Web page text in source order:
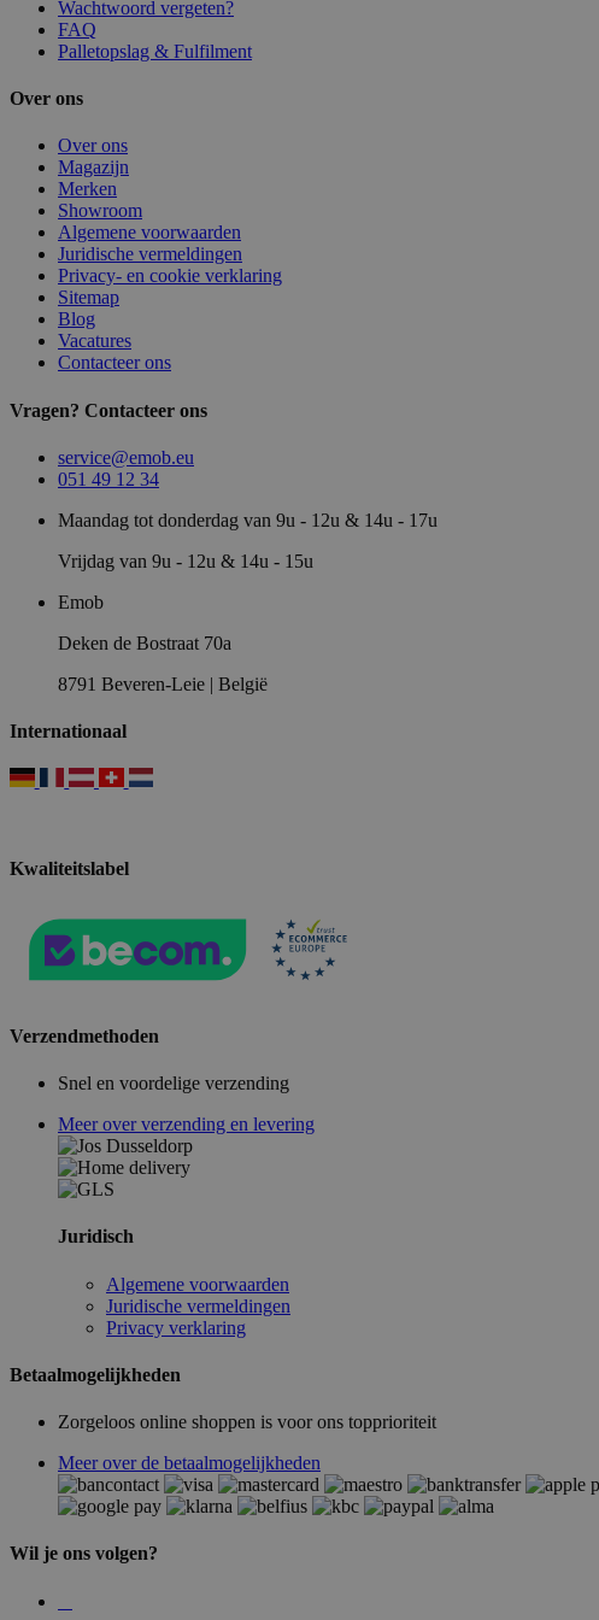
Wachtwoord vergeten?
FAQ
Palletopslag & Fulfilment
Over ons
Over ons
Magazijn
Merken
Showroom
Algemene voorwaarden
Juridische vermeldingen
Privacy- en cookie verklaring
Sitemap
Blog
Vacatures
Contacteer ons
Vragen? Contacteer ons
service@emob.eu
051 49 12 34
Maandag tot donderdag van 9u - 12u & 14u - 17u
Vrijdag van 9u - 12u & 14u - 15u
Emob
Deken de Bostraat 70a
8791 Beveren-Leie | België
Internationaal
Kwaliteitslabel
Verzendmethoden
Snel en voordelige verzending
Meer over verzending en levering
Juridisch
Algemene voorwaarden
Juridische vermeldingen
Privacy verklaring
Betaalmogelijkheden
Zorgeloos online shoppen is voor ons topprioriteit
Meer over de betaalmogelijkheden
Wil je ons volgen?